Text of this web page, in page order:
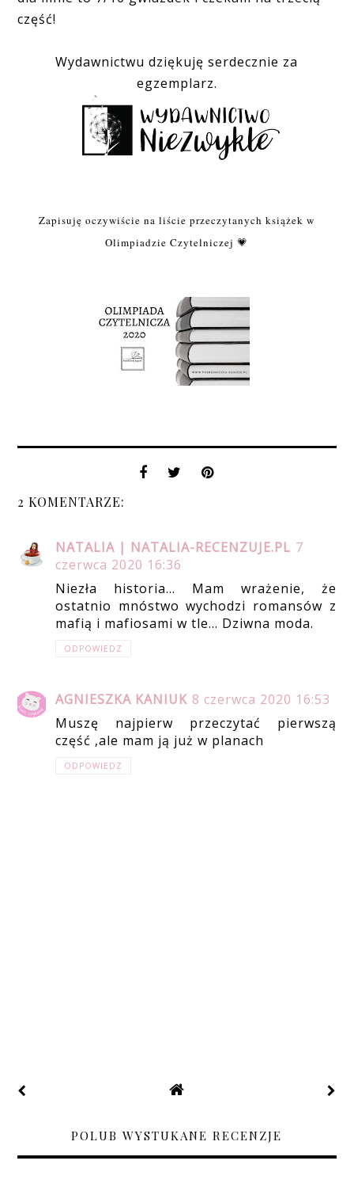
część!
Wydawnictwu dziękuję serdecznie za
egzemplarz.
Zapisuję oczywiście na liście przeczytanych książek w
Olimpiadzie Czytelniczej 💗
2 KOMENTARZE:
NATALIA | NATALIA-RECENZUJE.PL 7
czerwca 2020 16:36
Niezła historia... Mam wrażenie, że
ostatnio mnóstwo wychodzi romansów z
mafią i mafiosami w tle... Dziwna moda.
ODPOWIEDZ
AGNIESZKA KANIUK 8 czerwca 2020 16:53
Muszę najpierw przeczytać pierwszą
część ,ale mam ją już w planach
ODPOWIEDZ
POLUB WYSTUKANE RECENZJE